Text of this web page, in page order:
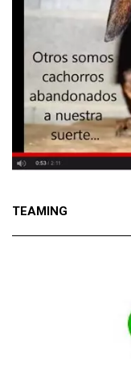
TEAMING